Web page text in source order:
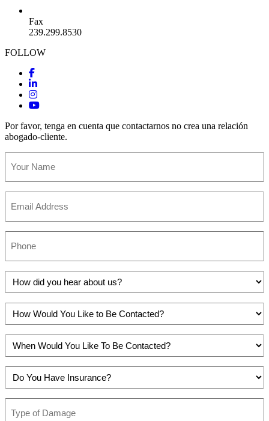
Fax
239.299.8530
FOLLOW
Por favor, tenga en cuenta que contactarnos no crea una relación
abogado-cliente.
Name (Obligatorio)
did
about
(Obligatorio)
Would
Contacted?
(Obligatorio)
Would
To
(Obligatorio)
You
(Obligatorio)
of